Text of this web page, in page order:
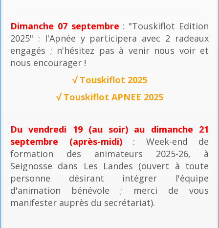
Dimanche 07 septembre : "Touskiflot Edition
2025" : l'Apnée y participera avec 2 radeaux
engagés ; n'hésitez pas à venir nous voir et
nous encourager !
√ Touskiflot 2025
√ Touskiflot APNEE 2025
Du vendredi 19 (au soir) au dimanche 21
septembre (après-midi): Week-end de
formation des animateurs 2025-26, à
Seignosse dans Les Landes (ouvert à toute
personne désirant intégrer l'équipe
d'animation bénévole ; merci de vous
manifester auprès du secrétariat).